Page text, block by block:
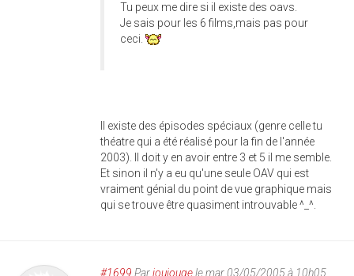
Tu peux me dire si il existe des oavs.
Je sais pour les 6 films,mais pas pour
ceci.
Il existe des épisodes spéciaux (genre celle tu
théatre qui a été réalisé pour la fin de l'année
2003). Il doit y en avoir entre 3 et 5 il me semble.
Et sinon il n'y a eu qu'une seule OAV qui est
vraiment génial du point de vue graphique mais
qui se trouve être quasiment introuvable ^_^.
#1699 Parjoujougele mar 03/05/2005 à 10h05